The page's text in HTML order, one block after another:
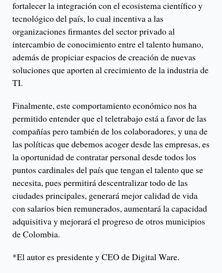
fortalecer la integración con el ecosistema científico y
tecnológico del país, lo cual incentiva a las
organizaciones firmantes del sector privado al
intercambio de conocimiento entre el talento humano,
además de propiciar espacios de creación de nuevas
soluciones que aporten al crecimiento de la industria de
TI.
Finalmente, este comportamiento económico nos ha
permitido entender que el teletrabajo está a favor de las
compañías pero también de los colaboradores, y una de
las políticas que debemos acoger desde las empresas, es
la oportunidad de contratar personal desde todos los
puntos cardinales del país que tengan el talento que se
necesita, pues permitirá descentralizar todo de las
ciudades principales, generará mejor calidad de vida
con salarios bien remunerados, aumentará la capacidad
adquisitiva y mejorará el progreso de otros municipios
de Colombia.
*El autor es presidente y CEO de Digital Ware.